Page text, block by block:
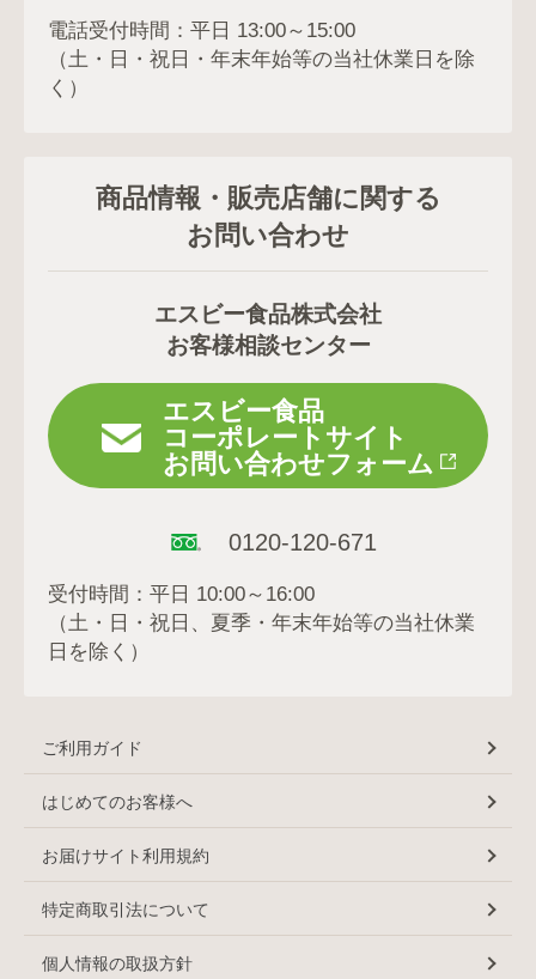
電話受付時間：平日 13:00～15:00
（土・日・祝日・年末年始等の当社休業日を除
く）
商品情報・販売店舗に関する
お問い合わせ
エスビー食品株式会社
お客様相談センター
エスビー食品
コーポレートサイト
お問い合わせフォーム
0120-120-671
受付時間：平日 10:00～16:00
（土・日・祝日、夏季・年末年始等の当社休業
日を除く）
ご利用ガイド
はじめてのお客様へ
お届けサイト利用規約
特定商取引法について
個人情報の取扱方針